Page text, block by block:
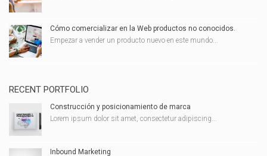
Cómo comercializar en la Web productos no conocidos.
Empezar a vender un producto nuevo en este mundo...
RECENT PORTFOLIO
Construcción y posicionamiento de marca
Lorem ipsum dolor sit amet, consectetur adipiscing...
Inbound Marketing